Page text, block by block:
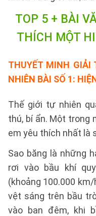
TOP 5 + BÀI
THÍCH MỘT
THUYẾT MINH GIẢI
NHIÊN BÀI SỐ 1:
Thế giới tự nhiên
thú, bí ẩn. Một trong
em yêu thích nhất là
Sao băng là những
rơi vào bầu khí
(khoảng 100.000
vệt sáng trên bầu
vào ban đêm, khi